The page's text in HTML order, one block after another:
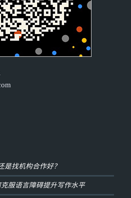
是找机构合作好？
服语言障碍提升写作水平